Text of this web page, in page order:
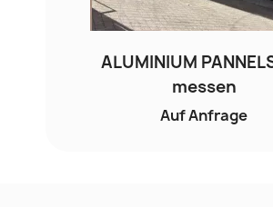
ALUMINIUM
messen
Auf Anfrage